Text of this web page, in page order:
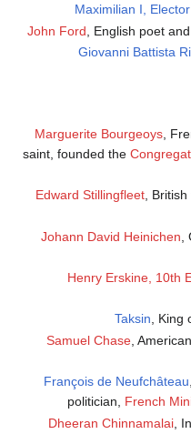
Maximilian I,
John Ford , English poet
Giovanni Battista
Marguerite Bourgeoys,
saint, founded the
Edward Stillingfleet, British
Johann David Heinichen
Henry Erskine, 10th
Taksin, King
Samuel Chase,
François de Neufchâteau
politician, French
Dheeran Chinnamalai,